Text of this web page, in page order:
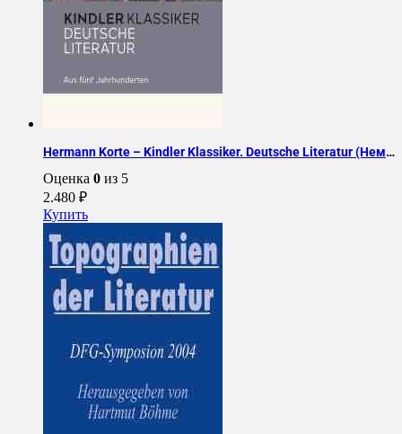
Hermann Korte – Kindler Klassiker. Deutsche Literatur (Немецкий язык)
Оценка 0 из 5
2.480 ₽
Купить